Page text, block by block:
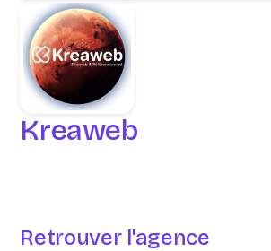
Kreaweb
Retrouver l'agence